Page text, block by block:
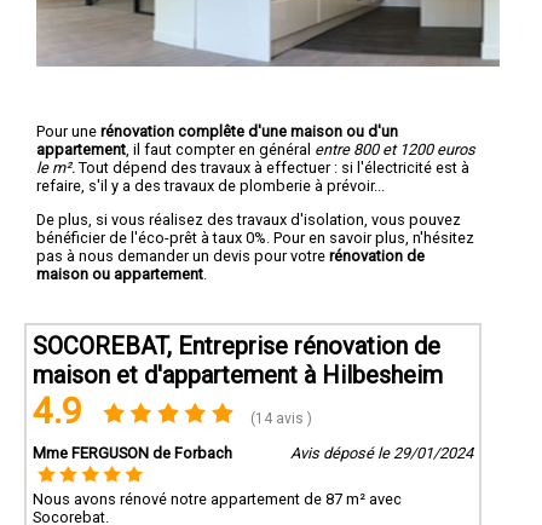
Pour une rénovation complête d'une maison ou d'un
appartement , il faut compter en général entre 800 et 1200 euros
le m². Tout dépend des travaux à effectuer : si l'électricité est à
refaire, s'il y a des travaux de plomberie à prévoir...
De plus, si vous réalisez des travaux d'isolation, vous pouvez
bénéficier de l'éco-prêt à taux 0%. Pour en savoir plus, n'hésitez
pas à nous demander un devis pour votre rénovation de
maison ou appartement
SOCOREBAT, Entreprise rénovation de
maison et d'appartement à Hilbesheim
4.9 (14 avis )
Mme FERGUSON de Forbach Avis déposé le 29/01/2024
Nous avons rénové notre appartement de 87 m² avec
Socorebat.